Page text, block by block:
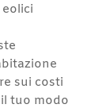
sui costi
tuo modo